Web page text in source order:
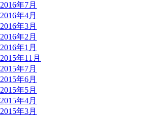
2016年7月
2016年4月
2016年3月
2016年2月
2016年1月
2015年11月
2015年7月
2015年6月
2015年5月
2015年4月
2015年3月